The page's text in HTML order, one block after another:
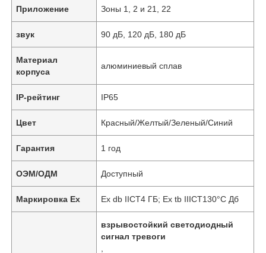
Приложение Зоны 1, 2 и 21, 22
звук 90 дБ, 120 дБ, 180 дБ
Материал
корпуса
алюминиевый сплав
IP-рейтинг IP65
Цвет Красный/Желтый/Зеленый/Синий
Гарантия 1 год
ОЭМ/ОДМ Доступный
Маркировка Ex Ex db IICT4 ГБ; Ex tb IIICT130°C Дб
взрывостойкий светодиодный
сигнал тревоги